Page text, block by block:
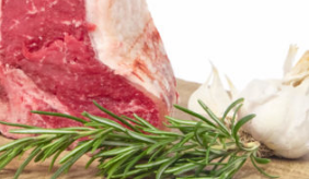
DETTAGLI